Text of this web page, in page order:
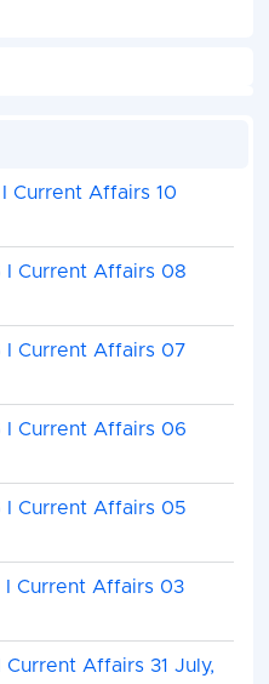
Current Affairs 10
I Current Affairs 08
I Current Affairs 07
I Current Affairs 06
I Current Affairs 05
I Current Affairs 03
Current Affairs 31 July,